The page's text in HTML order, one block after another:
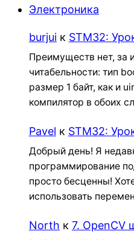
Электроника
burjuiк STM32:
Преимуществ нет, за
читабельности: тип
размер 1 байт, как и
компилятор в обоих
Pavel к STM32:
Добрый день! Я
программирование
просто бесценны!
использовать
North к 7. OpenCV